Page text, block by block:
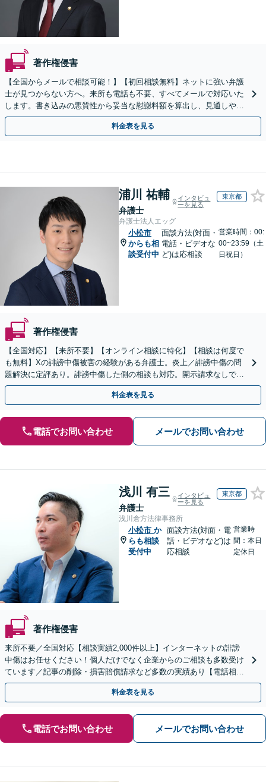
著作権侵害
【全国からメールで相談可能！】【初回相談無料】ネットに強い弁護
士が見つからない方へ。来所も電話も不要、すべてメールで対応いた
します。書き込みの悪質性から妥当な慰謝料額を算出し、見通しや費
用面のリスクも包み隠さずお伝えしサポートします。
料金表を見る
浦川 祐輔
弁護士
インタビュ
ーを見る
東京都
弁護士法人エッグ
小松市
からも相
談受付中
面談方法(対面・
電話・ビデオな
ど)は応相談
営業時間：00:
00~23:59（土
日祝日）
著作権侵害
【全国対応】【来所不要】【オンライン相談に特化】【相談は何度で
も無料】Xの誹謗中傷被害の経験がある弁護士。炎上／誹謗中傷の問
題解決に定評あり。誹謗中傷した側の相談も対応。開示請求なしで本
人の特定ができる場合もあり。
料金表を見る
電話でお問い合わせ メールでお問い合わせ
浅川 有三
弁護士
インタビュ
ーを見る
東京都
浅川倉方法律事務所
小松市 か
らも相談
受付中
面談方法(対面・電
話・ビデオなど)は
応相談
営業時
間：本日
定休日
著作権侵害
来所不要／全国対応【相談実績2,000件以上】インターネットの誹謗
中傷はお任せください！個人だけでなく企業からのご相談も多数受け
ています／記事の削除・損害賠償請求など多数の実績あり【電話相談
可】【初回相談無料】【夜間休日面談可】
料金表を見る
電話でお問い合わせ メールでお問い合わせ